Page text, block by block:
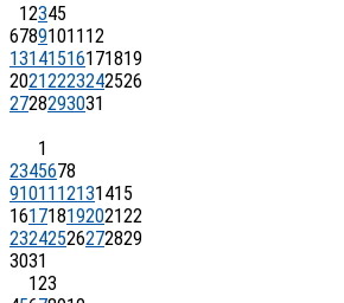
12345
6789101112
13141516171819
20212223242526
2728293031
1
2345678
9101112131415
16171819202122
23242526272829
3031
123